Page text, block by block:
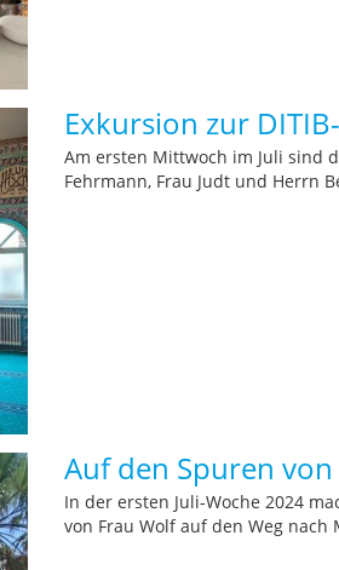
Exkursion zur
Am ersten Mittwoch im Juli sind
Fehrmann, Frau Judt und Herrn
Auf den Spuren von
In der ersten Juli-Woche 2024
von Frau Wolf auf den Weg